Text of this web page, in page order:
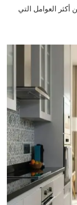
العوامل التي